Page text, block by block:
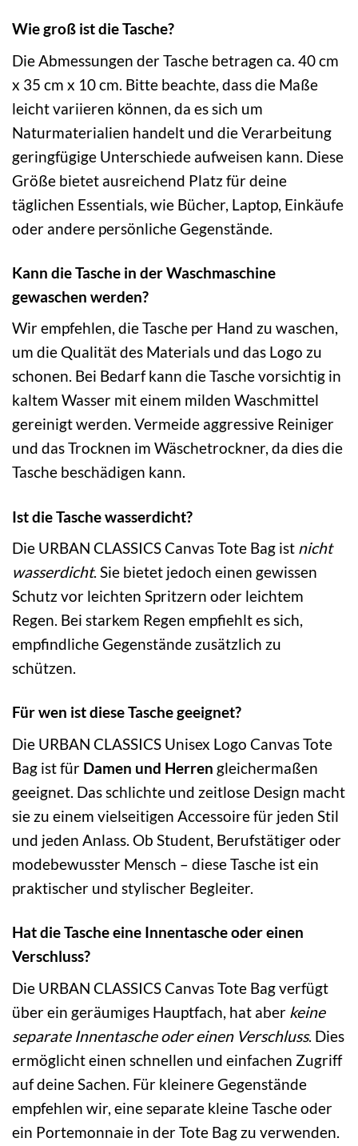
Wie groß ist die Tasche?
Die Abmessungen der Tasche betragen ca. 40 cm
x 35 cm x 10 cm. Bitte beachte, dass die Maße
leicht variieren können, da es sich um
Naturmaterialien handelt und die Verarbeitung
geringfügige Unterschiede aufweisen kann. Diese
Größe bietet ausreichend Platz für deine
täglichen Essentials, wie Bücher, Laptop, Einkäufe
oder andere persönliche Gegenstände.
Kann die Tasche in der Waschmaschine
gewaschen werden?
Wir empfehlen, die Tasche per Hand zu waschen,
um die Qualität des Materials und das Logo zu
schonen. Bei Bedarf kann die Tasche vorsichtig in
kaltem Wasser mit einem milden Waschmittel
gereinigt werden. Vermeide aggressive Reiniger
und das Trocknen im Wäschetrockner, da dies die
Tasche beschädigen kann.
Ist die Tasche wasserdicht?
Die URBAN CLASSICS Canvas Tote Bag ist nicht
wasserdicht. Sie bietet jedoch einen gewissen
Schutz vor leichten Spritzern oder leichtem
Regen. Bei starkem Regen empfiehlt es sich,
empfindliche Gegenstände zusätzlich zu
schützen.
Für wen ist diese Tasche geeignet?
Die URBAN CLASSICS Unisex Logo Canvas Tote
Bag ist für Damen und Herren gleichermaßen
geeignet. Das schlichte und zeitlose Design macht
sie zu einem vielseitigen Accessoire für jeden Stil
und jeden Anlass. Ob Student, Berufstätiger oder
modebewusster Mensch – diese Tasche ist ein
praktischer und stylischer Begleiter.
Hat die Tasche eine Innentasche oder einen
Verschluss?
Die URBAN CLASSICS Canvas Tote Bag verfügt
über ein geräumiges Hauptfach, hat aber keine
separate Innentasche oder einen Verschluss. Dies
ermöglicht einen schnellen und einfachen Zugriff
auf deine Sachen. Für kleinere Gegenstände
empfehlen wir, eine separate kleine Tasche oder
ein Portemonnaie in der Tote Bag zu verwenden.